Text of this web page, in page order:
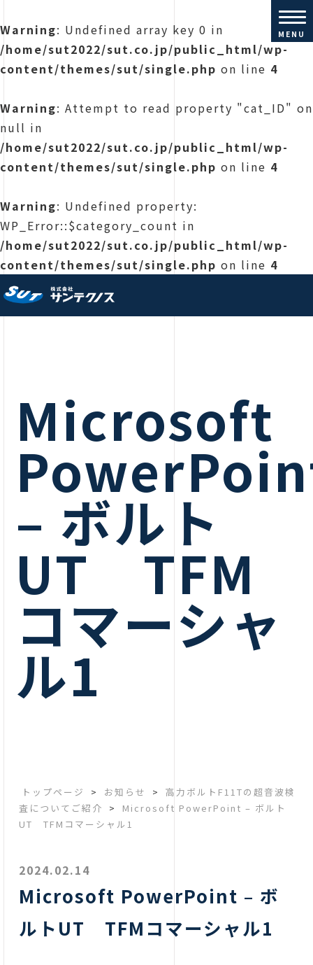
Warning: Undefined array key 0 in
/home/sut2022/sut.co.jp/public_html/wp-
content/themes/sut/single.php on line 4
Warning: Attempt to read property "cat_ID" on
null in
/home/sut2022/sut.co.jp/public_html/wp-
content/themes/sut/single.php on line 4
Warning: Undefined property:
WP_Error::$category_count in
/home/sut2022/sut.co.jp/public_html/wp-
content/themes/sut/single.php on line 4
MENU
Microsoft
– ボルト
UT TFM
コマーシャ
ル1
トップページ > お知らせ >
高力ボルトF11Tの超音波検
査についてご紹介
>
Microsoft PowerPoint – ボルト
UT TFMコマーシャル1
2024.02.14
Microsoft PowerPoint – ボ
ルトUT TFMコマーシャル1